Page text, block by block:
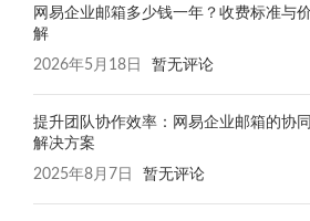
网易企业邮箱多少钱一年？收费标准与
解
2026年5月18日 暂无评论
提升团队协作效率：网易企业邮箱的协
解决方案
2025年8月7日 暂无评论